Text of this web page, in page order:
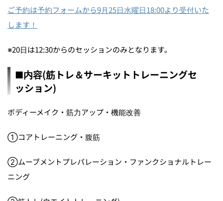
ご予約は予約フォームから9月25日水曜日18:00より受付いた
します！
※20日は12:30からのセッションのみとなります。
■内容(筋トレ＆サーキットトレーニングセ
ッション)
ボディーメイク・筋力アップ・機能改善
①コアトレーニング・腹筋
②ムーブメントプレパレーション・ファンクショナルトレー
ニング